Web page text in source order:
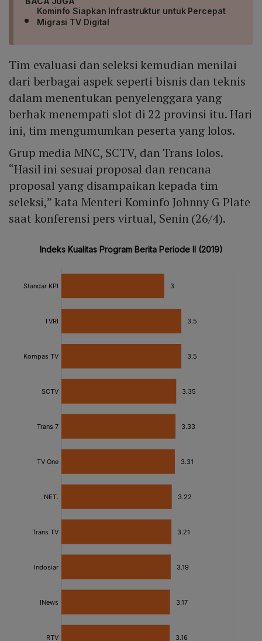
Kominfo Siapkan Infrastruktur untuk Percepat
Migrasi TV Digital
Tim evaluasi dan seleksi kemudian menilai
dari berbagai aspek seperti bisnis dan teknis
dalam menentukan penyelenggara yang
berhak menempati slot di 22 provinsi itu. Hari
ini, tim mengumumkan peserta yang lolos.
Grup media MNC, SCTV, dan Trans lolos.
“Hasil ini sesuai proposal dan rencana
proposal yang disampaikan kepada tim
seleksi,” kata Menteri Kominfo Johnny G Plate
saat konferensi pers virtual, Senin (26/4).